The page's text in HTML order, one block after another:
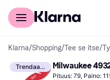
Kuluttajille
Klarna/Shopping/Tee se itse/
Trendaava Milwaukee
Pituus: 79, Paino: